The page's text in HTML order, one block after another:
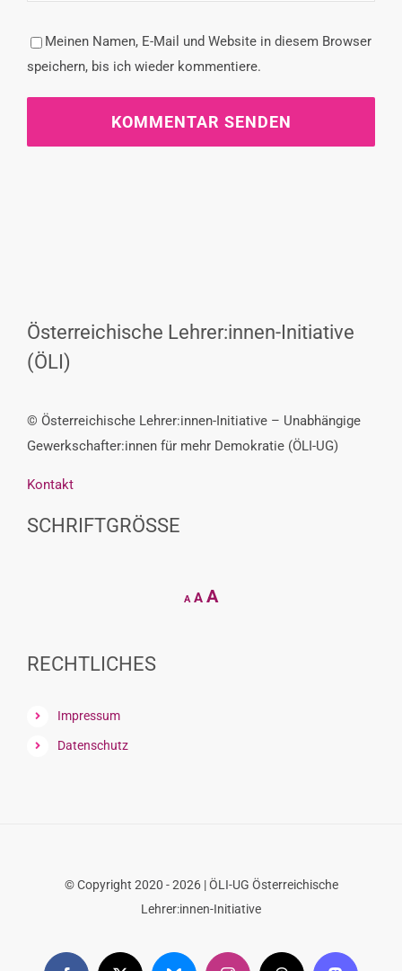
Meinen Namen, E-Mail und Website in diesem Browser
speichern, bis ich wieder kommentiere.
Österreichische Lehrer:innen-Initiative
(ÖLI)
© Österreichische Lehrer:innen-Initiative – Unabhängige
Gewerkschafter:innen für mehr Demokratie (ÖLI-UG)
Kontakt
SCHRIFTGRÖSSE
A
Decrease
font
A Reset
AIncrease
RECHTLICHES
Impressum
Datenschutz
© Copyright 2020 - 2026 | ÖLI-UG Österreichische
Lehrer:innen-Initiative